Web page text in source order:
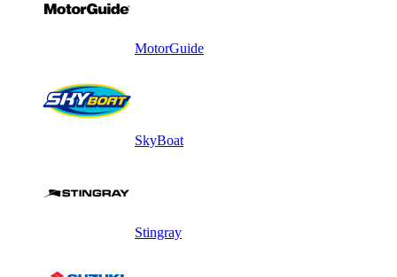
MotorGuide
SkyBoat
Stingray